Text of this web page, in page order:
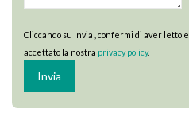
Cliccando su Invia , confermi di aver letto e
accettato la nostra privacy policy.